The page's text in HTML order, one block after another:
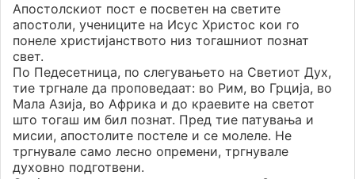
Апостолскиот пост е посветен на светите
апостоли, учениците на Исус Христос кои го
понеле христијанството низ тогашниот познат
свет.
По Педесетница, по слегувањето на Светиот Дух,
тие тргнале да проповедаат: во Рим, во Грција, во
Мала Азија, во Африка и до краевите на светот
што тогаш им бил познат. Пред тие патувања и
мисии, апостолите постеле и се молеле. Не
тргнувале само лесно опремени, тргнувале
духовно подготвени.